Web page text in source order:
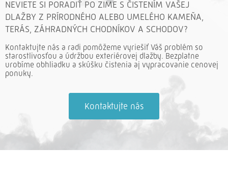
NEVIETE SI PORADIŤ PO ZIME S ČISTENÍM VAŠEJ
DLAŽBY Z PRÍRODNÉHO ALEBO UMELÉHO KAMEŇA,
TERÁS, ZÁHRADNÝCH CHODNÍKOV A SCHODOV?
Kontaktujte nás a radi pomôžeme vyriešiť Váš problém so
starostlivosťou a údržbou exteriérovej dlažby. Bezplatne
urobíme obhliadku a skúšku čistenia aj vypracovanie cenovej
ponuky.
Kontaktujte nás